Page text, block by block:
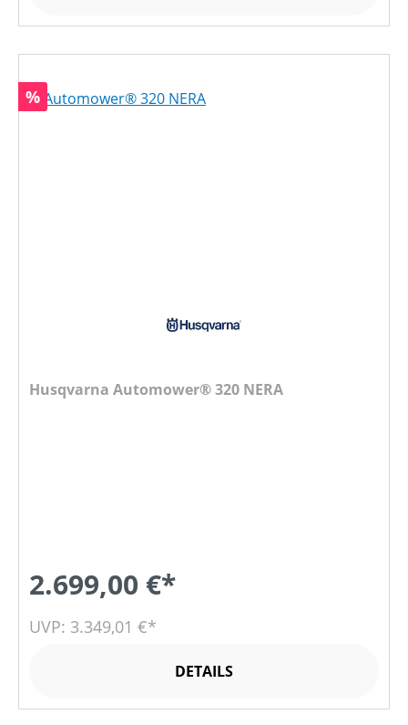
Rabatt
%
Husqvarna Automower® 320 NERA
2.699,00 €*
UVP: 3.349,01 €*
DETAILS